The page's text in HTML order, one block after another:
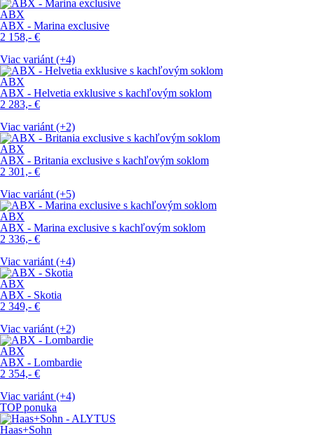
ABX
ABX - Marina exclusive
2 158,- €
Viac variánt (+4)
ABX
ABX - Helvetia exklusive s kachľovým soklom
2 283,- €
Viac variánt (+2)
ABX
ABX - Britania exclusive s kachľovým soklom
2 301,- €
Viac variánt (+5)
ABX
ABX - Marina exclusive s kachľovým soklom
2 336,- €
Viac variánt (+4)
ABX
ABX - Skotia
2 349,- €
Viac variánt (+2)
ABX
ABX - Lombardie
2 354,- €
Viac variánt (+4)
TOP ponuka
Haas+Sohn